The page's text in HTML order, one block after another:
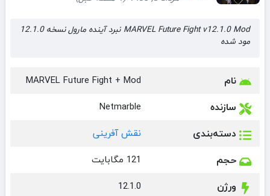
MARVEL Future Fight v12.1.0 Mod نبرد آینده مارول نسخه 12.1.0
مود شده
نام MARVEL Future Fight + Mod
سازنده Netmarble
دسته‌بندی نقش آفرینی
حجم 121 مگابایت
ورژن 12.1.0